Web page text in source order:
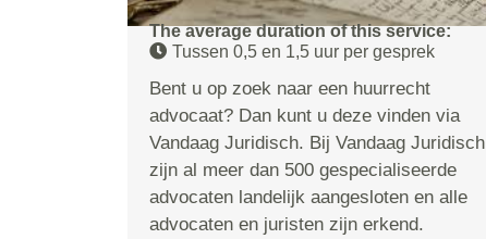
The average duration of this service:
Tussen 0,5 en 1,5 uur per gesprek
Bent u op zoek naar een huurrecht
advocaat? Dan kunt u deze vinden via
Vandaag Juridisch. Bij Vandaag Juridisch
zijn al meer dan 500 gespecialiseerde
advocaten landelijk aangesloten en alle
advocaten en juristen zijn erkend.